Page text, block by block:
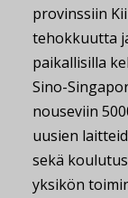
provinssiin
tehokkuutta
paikallisilla
Sino-
nouseviin
uusien
sekä
yksikön